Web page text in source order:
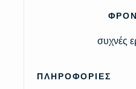
συχνές
ΠΛΗΡΟΦΟΡΙΕΣ